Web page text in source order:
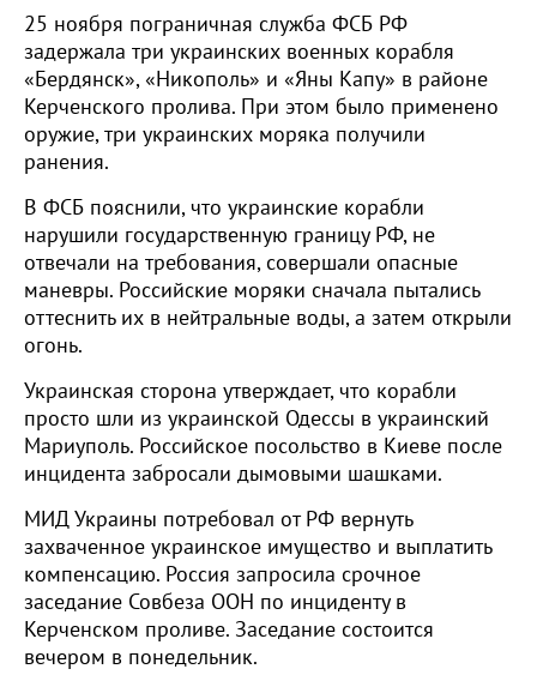
25 ноября пограничная служба ФСБ РФ
задержала три украинских военных корабля
«Бердянск», «Никополь» и «Яны Капу» в районе
Керченского пролива. При этом было применено
оружие, три украинских моряка получили
ранения.
В ФСБ пояснили, что украинские корабли
нарушили государственную границу РФ, не
отвечали на требования, совершали опасные
маневры. Российские моряки сначала пытались
оттеснить их в нейтральные воды, а затем открыли
огонь.
Украинская сторона утверждает, что корабли
просто шли из украинской Одессы в украинский
Мариуполь. Российское посольство в Киеве после
инцидента забросали дымовыми шашками.
МИД Украины потребовал от РФ вернуть
захваченное украинское имущество и выплатить
компенсацию. Россия запросила срочное
заседание Совбеза ООН по инциденту в
Керченском проливе. Заседание состоится
вечером в понедельник.